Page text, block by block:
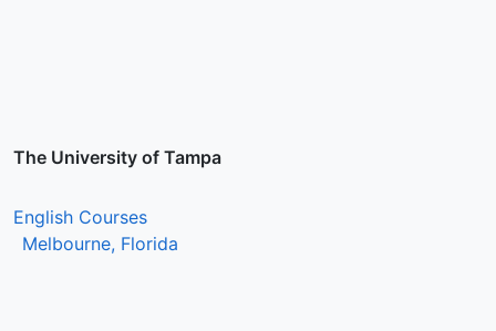
The University of Tampa
English Courses
Melbourne, Florida